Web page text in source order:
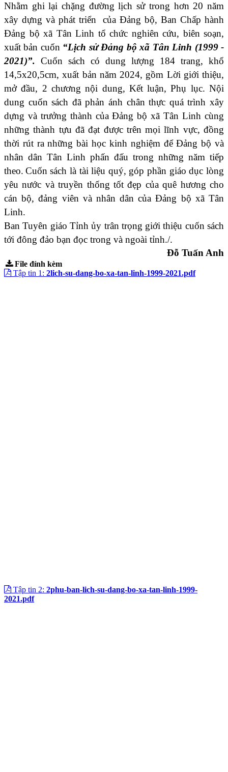
Nhằm ghi lại chặng đường lịch sử trong hơn 20 năm
xây dựng và phát triển của Đảng bộ, Ban Chấp hành
Đảng bộ xã Tân Linh tổ chức nghiên cứu, biên soạn,
xuất bản cuốn “Lịch sử Đảng bộ xã Tân Linh (1999 -
2021)”. Cuốn sách có dung lượng 184 trang, khổ
14,5x20,5cm, xuất bản năm 2024, gồm Lời giới thiệu,
mở đầu, 2 chương nội dung, Kết luận, Phụ lục. Nội
dung cuốn sách đã phản ánh chân thực quá trình xây
dựng và trưởng thành của Đảng bộ xã Tân Linh cùng
những thành tựu đã đạt được trên mọi lĩnh vực, đồng
thời rút ra những bài học kinh nghiệm để Đảng bộ và
nhân dân Tân Linh phấn đấu trong những năm tiếp
theo. Cuốn sách là tài liệu quý, góp phần giáo dục lòng
yêu nước và truyền thống tốt đẹp của quê hương cho
cán bộ, đảng viên và nhân dân của Đảng bộ xã Tân
Linh.
Ban Tuyên giáo Tỉnh ủy trân trọng giới thiệu cuốn sách
tới đông đảo bạn đọc trong và ngoài tỉnh./.
Đỗ Tuấn Anh
File đính kèm
Tập tin 1: 2lich-su-dang-bo-xa-tan-linh-1999-2021.pdf
Tập tin 2: 2phu-ban-lich-su-dang-bo-xa-tan-linh-1999-
2021.pdf